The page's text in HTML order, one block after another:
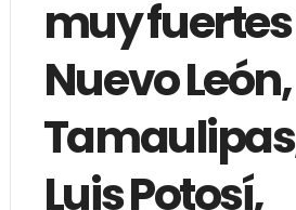
muy
Nuevo León,
Luis Potosí,